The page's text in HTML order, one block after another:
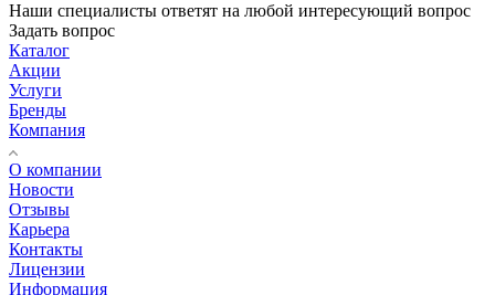
Наши специалисты ответят на любой интересующий вопрос
Задать вопрос
Каталог
Акции
Услуги
Бренды
Компания
О компании
Новости
Отзывы
Карьера
Контакты
Лицензии
Информация